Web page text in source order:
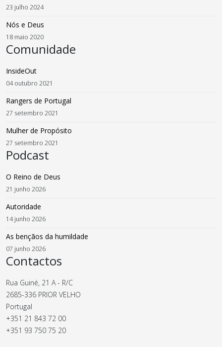
23 julho 2024
Nós e Deus
18 maio 2020
Comunidade
InsideOut
04 outubro 2021
Rangers de Portugal
27 setembro 2021
Mulher de Propósito
27 setembro 2021
Podcast
O Reino de Deus
21 junho 2026
Autoridade
14 junho 2026
As bençãos da humildade
07 junho 2026
Contactos
Rua Guiné, 21 A - R/C
2685-336 PRIOR VELHO
Portugal
+351 21 843 72 00
+351 93 750 75 20